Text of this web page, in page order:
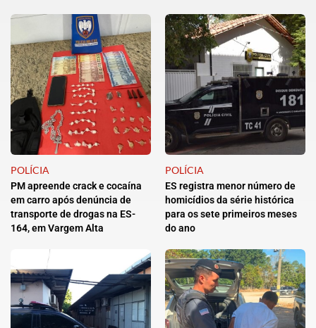
POLÍCIA
PM apreende crack e cocaína
em carro após denúncia de
transporte de drogas na ES-
164, em Vargem Alta
POLÍCIA
ES registra menor número de
homicídios da série histórica
para os sete primeiros meses
do ano